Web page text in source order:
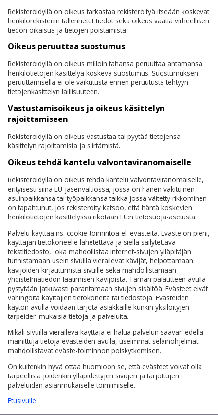
Rekisteröidyllä on oikeus tarkastaa rekisteröityä itseään koskevat
henkilörekisteriin tallennetut tiedot sekä oikeus vaatia virheellisen
tiedon oikaisua ja tietojen poistamista.
Oikeus peruuttaa suostumus
Rekisteröidyllä on oikeus milloin tahansa peruuttaa antamansa
henkilötietojen käsittelyä koskeva suostumus. Suostumuksen
peruuttamisella ei ole vaikutusta ennen peruutusta tehtyyn
tietojenkäsittelyn laillisuuteen.
Vastustamisoikeus ja oikeus käsittelyn
rajoittamiseen
Rekisteröidyllä on oikeus vastustaa tai pyytää tietojensa
käsittelyn rajoittamista ja siirtämistä.
Oikeus tehdä kantelu valvontaviranomaiselle
Rekisteröidyllä on oikeus tehdä kantelu valvontaviranomaiselle,
erityisesti siinä EU-jäsenvaltiossa, jossa on hänen vakituinen
asuinpaikkansa tai työpaikkansa taikka jossa väitetty rikkominen
on tapahtunut, jos rekisteröity katsoo, että häntä koskevien
henkilötietojen käsittelyssä rikotaan EU:n tietosuoja-asetusta.
Palvelu käyttää ns. cookie-toimintoa eli evästeitä. Eväste on pieni,
käyttäjän tietokoneelle lähetettävä ja siellä säilytettävä
tekstitiedosto, joka mahdollistaa internet-sivujen ylläpitäjän
tunnistamaan usein sivuilla vierailevat kävijät, helpottamaan
kävijöiden kirjautumista sivuille sekä mahdollistamaan
yhdistelmätiedon laatimisen kävijöistä. Tämän palautteen avulla
pystytään jatkuvasti parantamaan sivujen sisältöä. Evästeet eivät
vahingoita käyttäjien tietokoneita tai tiedostoja. Evästeiden
käytön avulla voidaan tarjota asiakkaille kunkin yksilöityjen
tarpeiden mukaisia tietoja ja palveluita.
Mikäli sivuilla vieraileva käyttäjä ei halua palvelun saavan edellä
mainittuja tietoja evästeiden avulla, useimmat selainohjelmat
mahdollistavat eväste-toiminnon poiskytkemisen.
On kuitenkin hyvä ottaa huomioon se, että evästeet voivat olla
tarpeellisia joidenkin ylläpidettyjen sivujen ja tarjottujen
palveluiden asianmukaiselle toimimiselle.
Etusivulle